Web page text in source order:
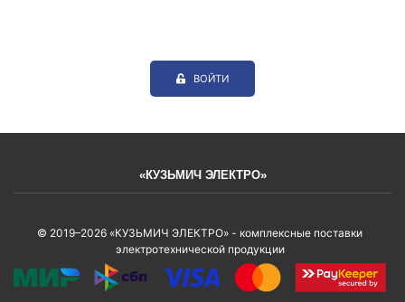
ВОЙТИ
«КУЗЬМИЧ ЭЛЕКТРО»
© 2019–2026 «КУЗЬМИЧ ЭЛЕКТРО» - комплексные поставки
электротехнической продукции